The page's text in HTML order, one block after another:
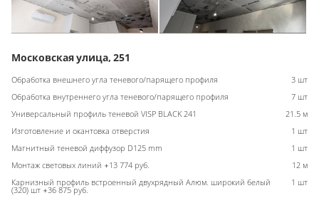
Московская улица, 251
Обработка внешнего угла теневого/парящего профиля
3 шт
Обработка внутреннего угла теневого/парящего профиля
7 шт
Универсальный профиль теневой VISP BLACK 241
21.5 м
Изготовление и окантовка отверстия
1 шт
Магнитный теневой диффузор D125 mm
1 шт
Монтаж световых линий +13 774 руб.
12 м
Карнизный профиль встроенный двухрядный Алюм. широкий белый
(320) шт +36 875 руб.
1 шт